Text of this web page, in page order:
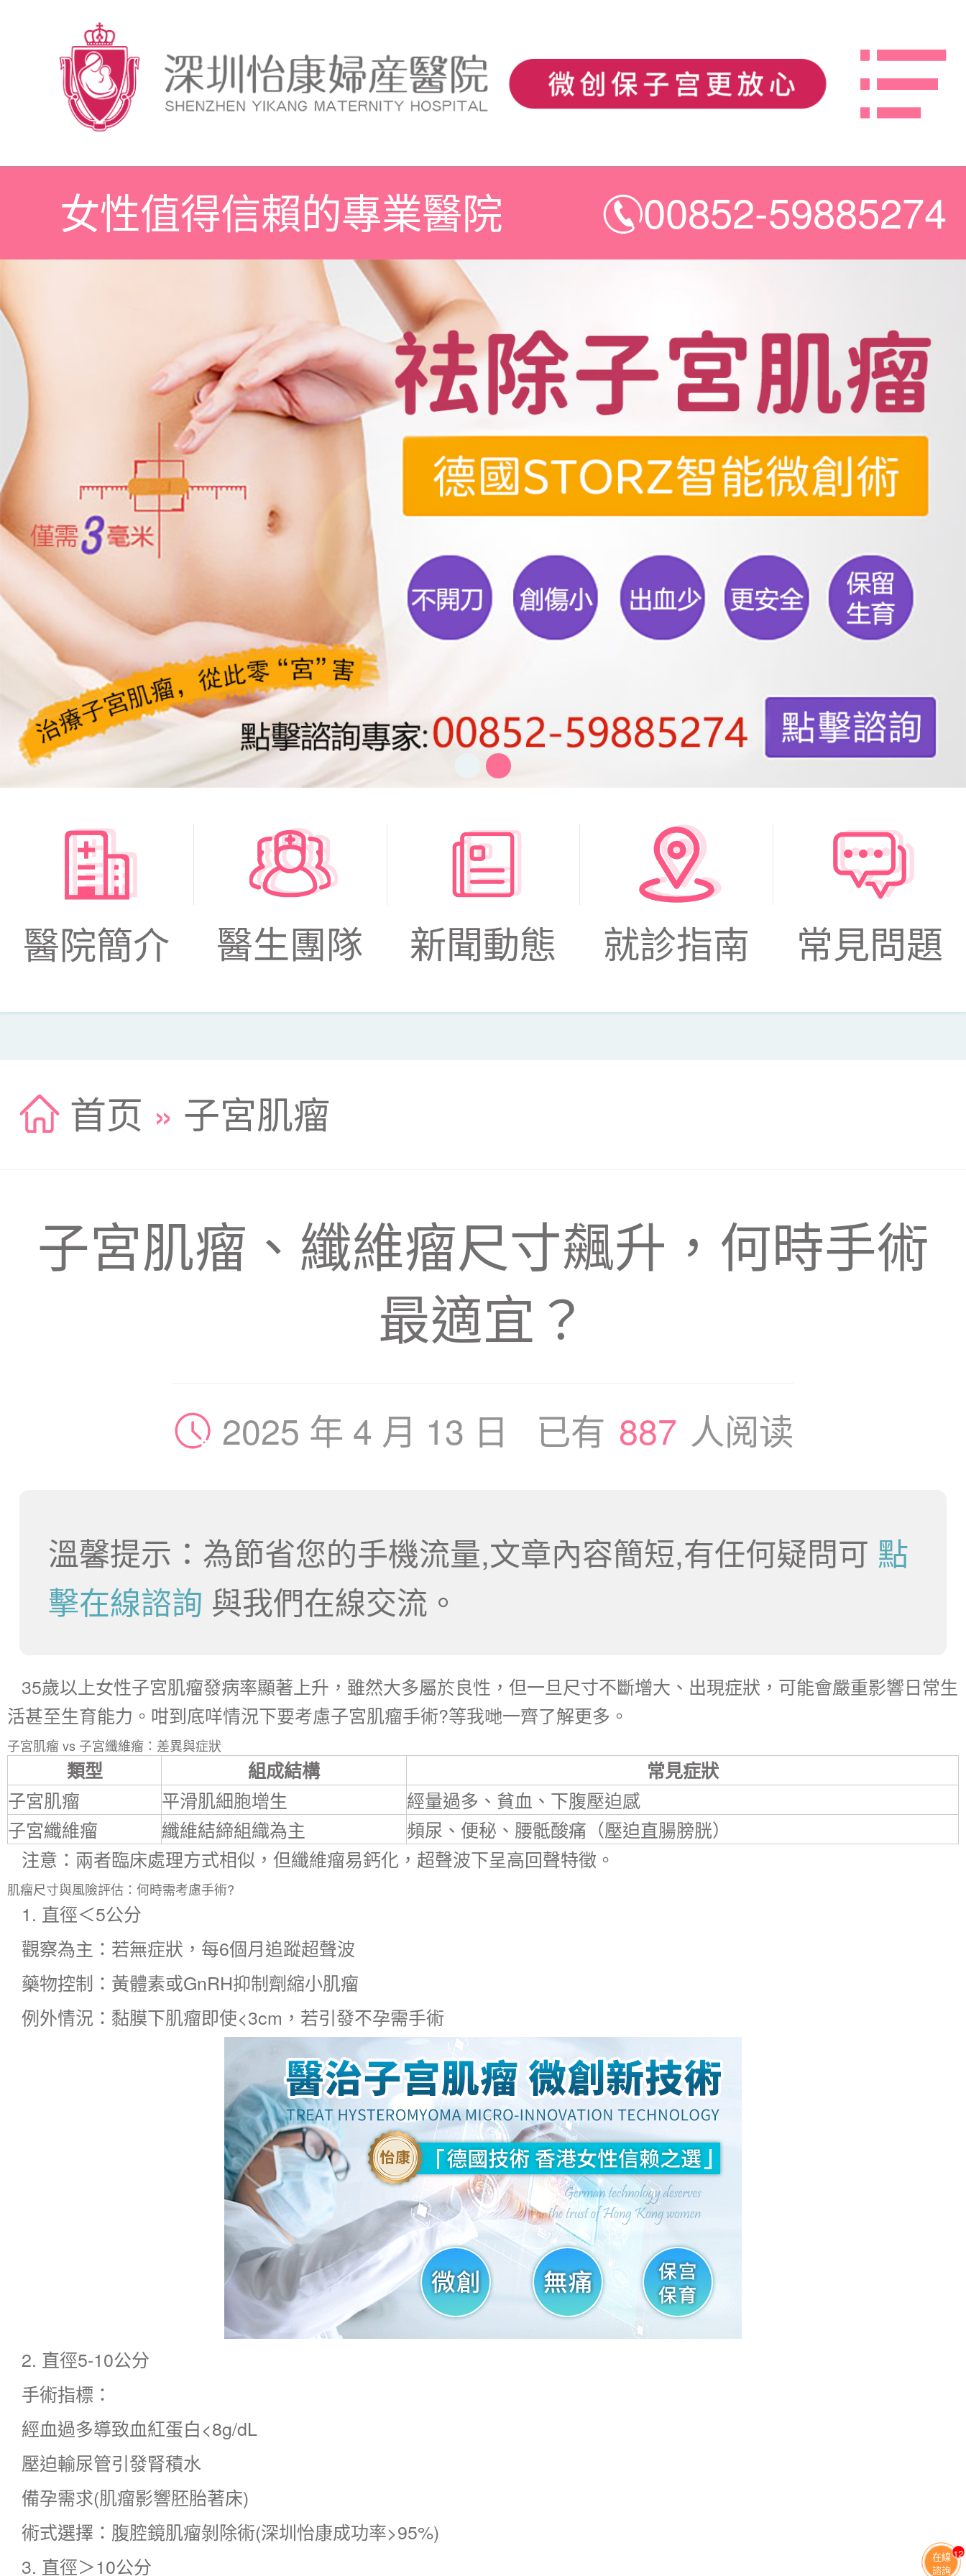
女性值得信賴的專業醫院 00852-59885274
醫院簡介 醫生團隊 新聞動態 就診指南 常見問題
首页 » 子宮肌瘤
子宮肌瘤、纖維瘤尺寸飆升，何時手術
最適宜？
2025 年 4 月 13 日 已有 887 人阅读
溫馨提示：為節省您的手機流量,文章內容簡短,有任何疑問可 點
擊在線諮詢 與我們在線交流。
35歲以上女性子宮肌瘤發病率顯著上升，雖然大多屬於良性，但一旦尺寸不斷增大、出現症狀，可能會嚴重影響日常生
活甚至生育能力。咁到底咩情況下要考慮子宮肌瘤手術?等我哋一齊了解更多。
子宮肌瘤 vs 子宮纖維瘤：差異與症狀
類型 組成結構
常見症狀
子宮肌瘤
平滑肌細胞增生
經量過多、貧血、下腹壓迫感
子宮纖維瘤
纖維結締組織為主
頻尿、便秘、腰骶酸痛（壓迫直腸膀胱）
注意：兩者臨床處理方式相似，但纖維瘤易鈣化，超聲波下呈高回聲特徵。
肌瘤尺寸與風險評估：何時需考慮手術?
1. 直徑＜5公分
觀察為主：若無症狀，每6個月追蹤超聲波
藥物控制：黃體素或GnRH抑制劑縮小肌瘤
例外情況： 黏膜下肌瘤即使<3cm，若引發不孕需手術
2. 直徑5-10公分
手術指標：
經血過多導致血紅蛋白<8g/dL
壓迫輸尿管引發腎積水
備孕需求(肌瘤影響胚胎著床)
術式選擇： 腹腔鏡肌瘤剝除術(深圳怡康成功率>95%)
3. 直徑＞10公分
在線
諮詢
11